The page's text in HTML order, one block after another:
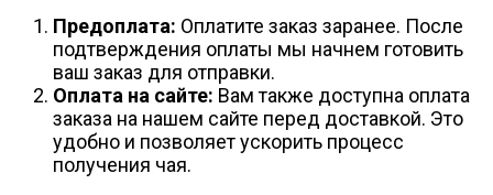
Предоплата: Оплатите заказ заранее. После
подтверждения оплаты мы начнем готовить
ваш заказ для отправки.
Оплата на сайте: Вам также доступна оплата
заказа на нашем сайте перед доставкой. Это
удобно и позволяет ускорить процесс
получения чая.